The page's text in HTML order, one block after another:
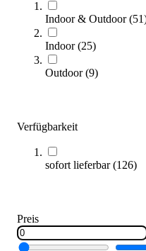
Indoor & Outdoor(51
Indoor(25)
Outdoor(9)
Verfügbarkeit
sofort lieferbar(126)
Preis
Sofort lieferbar
tanga sports® High
25,95 €
Sofort lieferbar